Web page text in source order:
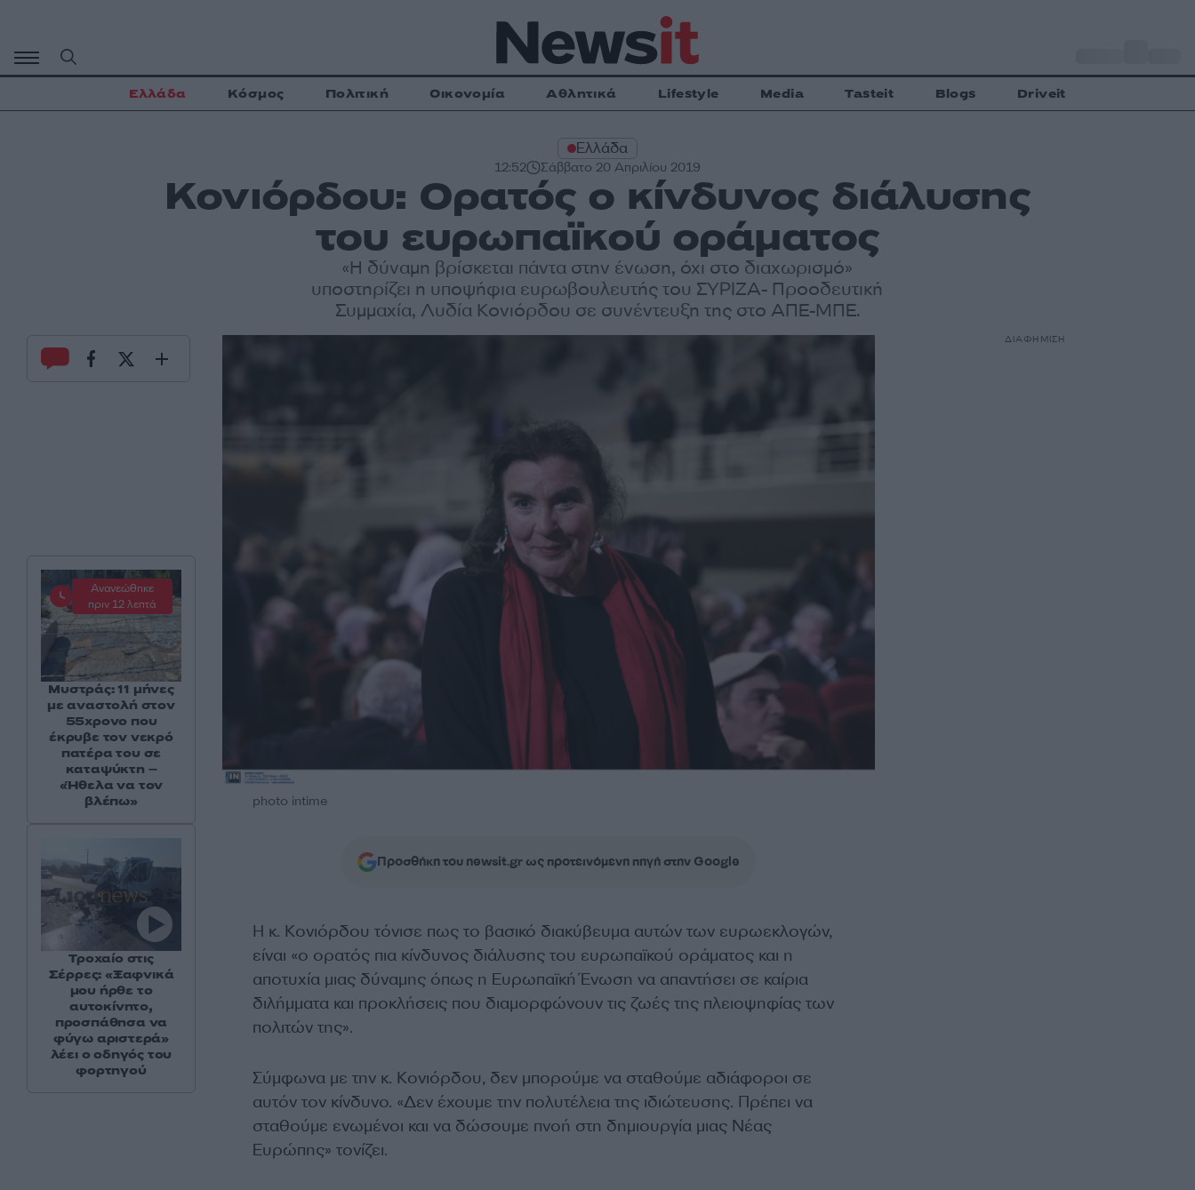
περιεχόμενο
Ελλάδα Κόσμος Πολιτική Οικονομία Αθλητικά Lifestyle Media Tasteit Blogs Driveit
Ελλάδα
12:52 Σάββατο 20 Απριλίου 2019
Κονιόρδου: Ορατός ο κίνδυνος διάλυσης
του ευρωπαϊκού οράματος
«Η δύναμη βρίσκεται πάντα στην ένωση, όχι στο διαχωρισμό»
υποστηρίζει η υποψήφια ευρωβουλευτής του ΣΥΡΙΖΑ- Προοδευτική
Συμμαχία, Λυδία Κονιόρδου σε συνέντευξη της στο ΑΠΕ-ΜΠΕ.
photo intime
Προσθήκη του newsit.gr ως προτεινόμενη πηγή στην Google
Η κ. Κονιόρδου τόνισε πως το βασικό διακύβευμα αυτών των ευρωεκλογών,
είναι «ο ορατός πια κίνδυνος διάλυσης του ευρωπαϊκού οράματος και η
αποτυχία μιας δύναμης όπως η Ευρωπαϊκή Ένωση να απαντήσει σε καίρια
διλήμματα και προκλήσεις που διαμορφώνουν τις ζωές της πλειοψηφίας των
πολιτών της».
Σύμφωνα με την κ. Κονιόρδου, δεν μπορούμε να σταθούμε αδιάφοροι σε
αυτόν τον κίνδυνο. «Δεν έχουμε την πολυτέλεια της ιδιώτευσης. Πρέπει να
σταθούμε ενωμένοι και να δώσουμε πνοή στη δημιουργία μιας Νέας
Ευρώπης» τονίζει.
Ανανεώθηκε
πριν 12 λεπτά
Μυστράς: 11 μήνες
με αναστολή στον
55χρονο που
έκρυβε τον νεκρό
πατέρα του σε
καταψύκτη –
«Ήθελα να τον
βλέπω»
Τροχαίο στις
Σέρρες: «Ξαφνικά
μου ήρθε το
αυτοκίνητο,
προσπάθησα να
φύγω αριστερά»
λέει ο οδηγός του
φορτηγού
ΔΙΑΦΗΜΙΣΗ